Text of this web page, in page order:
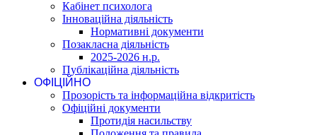
Кабінет психолога
Інноваційна діяльність
Нормативні документи
Позакласна діяльність
2025-2026 н.р.
Публікаційна діяльність
ОФІЦІЙНО
Прозорість та інформаційна відкритість
Офіційні документи
Протидія насильству